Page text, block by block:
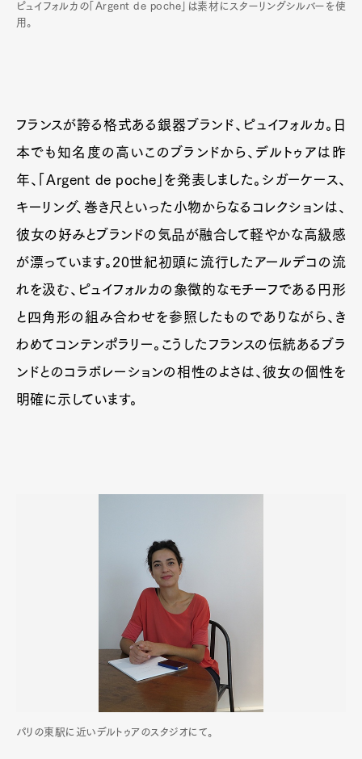
ピュイフォルカの「Argent de poche」は素材にスターリングシルバーを使
用。
フランスが誇る格式ある銀器ブランド、ピュイフォルカ。日
本でも知名度の高いこのブランドから、デルトゥアは昨
年、「Argent de poche」を発表しました。シガーケース、
キーリング、巻き尺といった小物からなるコレクションは、
彼女の好みとブランドの気品が融合して軽やかな高級感
が漂っています。20世紀初頭に流行したアールデコの流
れを汲む、ピュイフォルカの象徴的なモチーフである円形
と四角形の組み合わせを参照したものでありながら、き
わめてコンテンポラリー。こうしたフランスの伝統あるブラ
ンドとのコラボレーションの相性のよさは、彼女の個性を
明確に示しています。
パリの東駅に近いデルトゥアのスタジオにて。